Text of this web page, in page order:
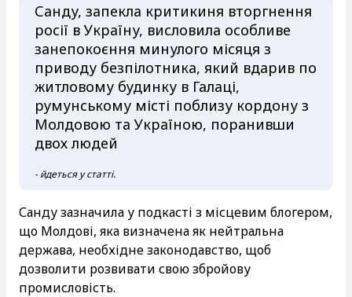
Санду, запекла критикиня вторгнення
росії в Україну, висловила особливе
занепокоєння минулого місяця з
приводу безпілотника, який вдарив по
житловому будинку в Галаці,
румунському місті поблизу кордону з
Молдовою та Україною, поранивши
двох людей
- йдеться у статті.
Санду зазначила у подкасті з місцевим блогером,
що Молдові, яка визначена як нейтральна
держава, необхідне законодавство, щоб
дозволити розвивати свою збройову
промисловість.